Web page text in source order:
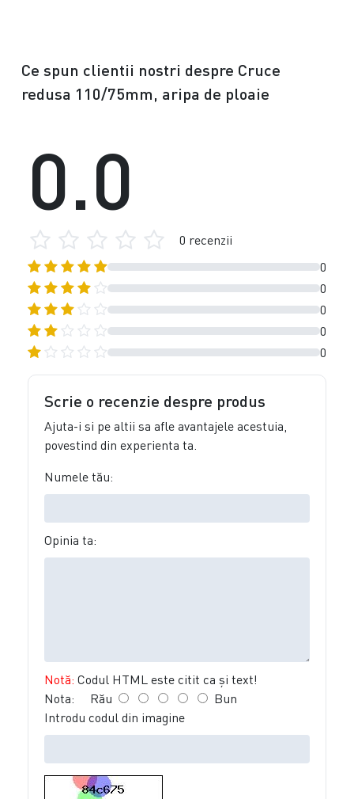
Ce spun clientii nostri despre Cruce
redusa 110/75mm, aripa de ploaie
0
0
0
0
0
0.0
0 recenzii
Scrie o recenzie despre produs
Ajuta-i si pe altii sa afle avantajele acestuia,
povestind din experienta ta.
Numele tău:
Opinia ta:
Notă: Codul HTML este citit ca şi text!
Nota: Rău
Bun
Introdu codul din imagine